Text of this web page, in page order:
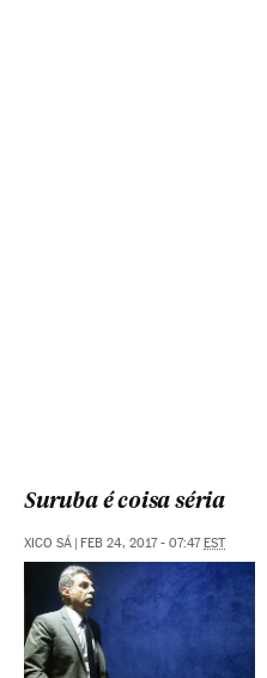
Suruba é coisa séria
XICO SÁ FEB 24, 2017 - 07:47 EST